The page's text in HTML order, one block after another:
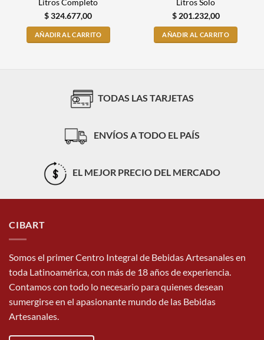
Litros Completo
$324.677,00
AÑADIR AL CARRITO
Litros Solo
$201.232,00
AÑADIR AL CARRITO
TODAS LAS TARJETAS
ENVÍOS A TODO EL PAÍS
EL MEJOR PRECIO DEL MERCADO
CIBART
Somos el primer Centro Integral de Bebidas Artesanales en
toda Latinoamérica, con más de 18 años de experiencia.
Contamos con todo lo necesario para quienes desean
sumergirse en el apasionante mundo de las Bebidas
Artesanales.